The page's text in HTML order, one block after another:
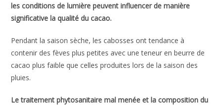
les conditions de lumière peuvent influencer de manière
significative la qualité du cacao.
Pendant la saison sèche, les cabosses ont tendance à
contenir des fèves plus petites avec une teneur en beurre de
cacao plus faible que celles produites lors de la saison des
pluies.
Le traitement phytosanitaire mal menée et la composition du